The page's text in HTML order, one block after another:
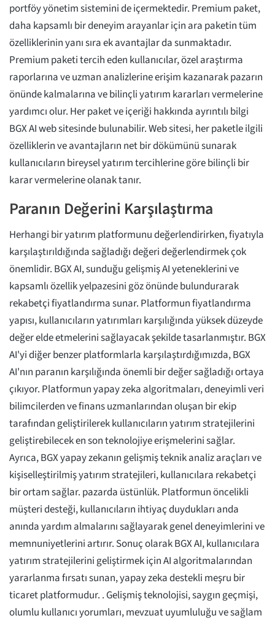
portföy yönetim sistemini de içermektedir. Premium paket,
daha kapsamlı bir deneyim arayanlar için ara paketin tüm
özelliklerinin yanı sıra ek avantajlar da sunmaktadır.
Premium paketi tercih eden kullanıcılar, özel araştırma
raporlarına ve uzman analizlerine erişim kazanarak pazarın
önünde kalmalarına ve bilinçli yatırım kararları vermelerine
yardımcı olur. Her paket ve içeriği hakkında ayrıntılı bilgi
BGX AI web sitesinde bulunabilir. Web sitesi, her paketle ilgili
özelliklerin ve avantajların net bir dökümünü sunarak
kullanıcıların bireysel yatırım tercihlerine göre bilinçli bir
karar vermelerine olanak tanır.
Paranın Değerini Karşılaştırma
Herhangi bir yatırım platformunu değerlendirirken, fiyatıyla
karşılaştırıldığında sağladığı değeri değerlendirmek çok
önemlidir. BGX AI, sunduğu gelişmiş AI yeteneklerini ve
kapsamlı özellik yelpazesini göz önünde bulundurarak
rekabetçi fiyatlandırma sunar. Platformun fiyatlandırma
yapısı, kullanıcıların yatırımları karşılığında yüksek düzeyde
değer elde etmelerini sağlayacak şekilde tasarlanmıştır. BGX
AI'yi diğer benzer platformlarla karşılaştırdığımızda, BGX
AI'nın paranın karşılığında önemli bir değer sağladığı ortaya
çıkıyor. Platformun yapay zeka algoritmaları, deneyimli veri
bilimcilerden ve finans uzmanlarından oluşan bir ekip
tarafından geliştirilerek kullanıcıların yatırım stratejilerini
geliştirebilecek en son teknolojiye erişmelerini sağlar.
Ayrıca, BGX yapay zekanın gelişmiş teknik analiz araçları ve
kişiselleştirilmiş yatırım stratejileri, kullanıcılara rekabetçi
bir ortam sağlar. pazarda üstünlük. Platformun öncelikli
müşteri desteği, kullanıcıların ihtiyaç duydukları anda
anında yardım almalarını sağlayarak genel deneyimlerini ve
memnuniyetlerini artırır. Sonuç olarak BGX AI, kullanıcılara
yatırım stratejilerini geliştirmek için AI algoritmalarından
yararlanma fırsatı sunan, yapay zeka destekli meşru bir
ticaret platformudur. . Gelişmiş teknolojisi, saygın geçmişi,
olumlu kullanıcı yorumları, mevzuat uyumluluğu ve sağlam